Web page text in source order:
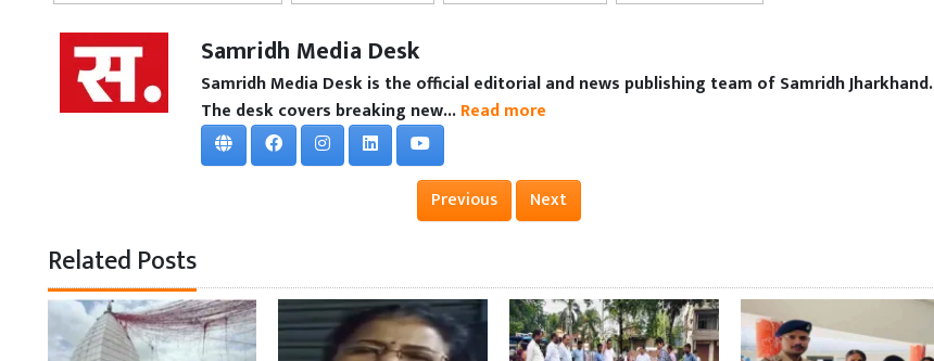
Samridh Media Desk
Samridh Media Desk is the official editorial and news publishing team of Samridh Jharkhand.
The desk covers breaking new...Read more
Previous Next
Related Posts